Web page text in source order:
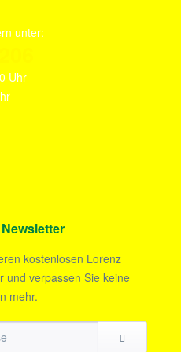
unter:
Uhr
kostenlosen Lorenz
und verpassen Sie keine
mehr.